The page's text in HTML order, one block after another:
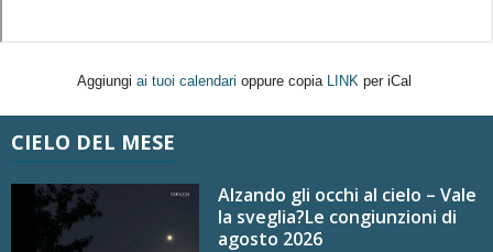
Aggiungi ai tuoi calendari oppure copia LINK per iCal
CIELO DEL MESE
Alzando gli occhi al cielo – Vale
la sveglia?Le congiunzioni di
agosto 2026